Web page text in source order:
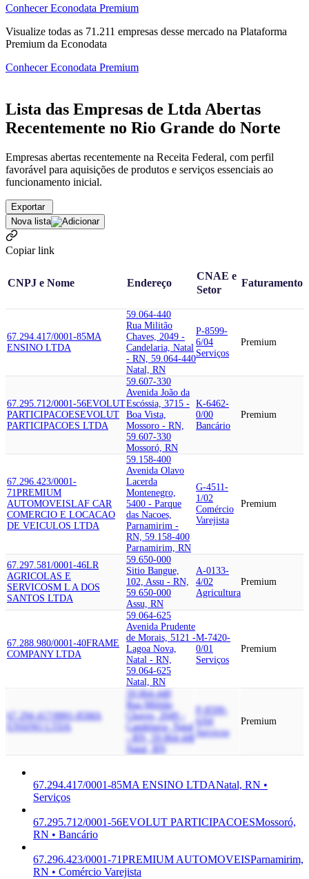
Conhecer Econodata Premium
Visualize todas as 71.211 empresas desse mercado na Plataforma
Premium da Econodata
Conhecer Econodata Premium
Lista das Empresas de Ltda Abertas
Recentemente no Rio Grande do Norte
Empresas abertas recentemente na Receita Federal, com perfil
favorável para aquisições de produtos e serviços essenciais ao
funcionamento inicial.
Exportar
Nova lista
Copiar link
CNPJ e Nome Endereço
CNAE e
Setor
Faturamento
67.294.417/0001-85MA
ENSINO LTDA
59.064-440
Rua Militão
Chaves, 2049 -
Candelaria, Natal
- RN, 59.064-440
Natal, RN
P-8599-
6/04
Serviços
Premium
67.295.712/0001-56EVOLUT
PARTICIPACOESEVOLUT
PARTICIPACOES LTDA
59.607-330
Avenida João da
Escóssia, 3715 -
Boa Vista,
Mossoro - RN,
59.607-330
Mossoró, RN
K-6462-
0/00
Bancário
Premium
67.296.423/0001-
71PREMIUM
AUTOMOVEISLAF CAR
COMERCIO E LOCACAO
DE VEICULOS LTDA
59.158-400
Avenida Olavo
Lacerda
Montenegro,
5400 - Parque
das Nacoes,
Parnamirim -
RN, 59.158-400
Parnamirim, RN
G-4511-
1/02
Comércio
Varejista
Premium
67.297.581/0001-46LR
AGRICOLAS E
SERVICOSM L A DOS
SANTOS LTDA
59.650-000
Sitio Bangue,
102, Assu - RN,
59.650-000
Assu, RN
A-0133-
4/02
Agricultura
Premium
67.288.980/0001-40FRAME
COMPANY LTDA
59.064-625
Avenida Prudente
de Morais, 5121 -
Lagoa Nova,
Natal - RN,
59.064-625
Natal, RN
M-7420-
0/01
Serviços
Premium
67.294.417/0001-85MA
59.064-440
Rua Militão
Chaves, 2049 -
Candelaria, Natal
- RN, 59.064-440
Natal, RN
P-8599-
6/04
Serviços
Premium
67.294.417/0001-85MA ENSINO LTDANatal, RN •
Serviços
67.295.712/0001-56EVOLUT PARTICIPACOESMossoró,
RN • Bancário
67.296.423/0001-71PREMIUM AUTOMOVEISParnamirim,
RN • Comércio Varejista